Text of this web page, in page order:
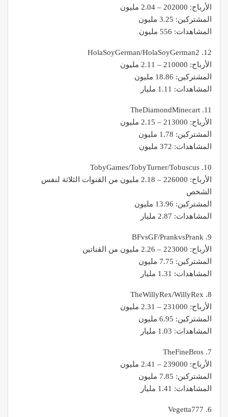
الأرباح: 202000 – 2.04 مليون
المشتركين: 3.25 مليون
المشاهدات: 556 مليون
12. HolaSoyGerman/HolaSoyGerman2
الأرباح: 210000 – 2.11 مليون
المشتركين: 18.86 مليون
المشاهدات: 1.11 مليار
11. TheDiamondMinecart
الأرباح: 213000 – 2.15 مليون
المشتركين: 1.78 مليون
المشاهدات: 372 مليون
10. TobyGames/TobyTurner/Tobuscus
الأرباح: 226000 – 2.18 مليون من القنوات الثلاثة لنفس
الشخص
المشتركين: 13.96 مليون
المشاهدات: 2.87 مليار
9. BFvsGF/PrankvsPrank
الأرباح: 223000 – 2.26 مليون من القناتين
المشتركين: 7.75 مليون
المشاهدات: 1.31 مليار
8. TheWillyRex/WillyRex
الأرباح: 231000 – 2.31 مليون
المشتركين: 6.95 مليون
المشاهدات: 1.03 مليار
7. TheFineBros
الأرباح: 239000 – 2.41 مليون
المشتركين: 7.85 مليون
المشاهدات: 1.41 مليار
6. Vegetta777